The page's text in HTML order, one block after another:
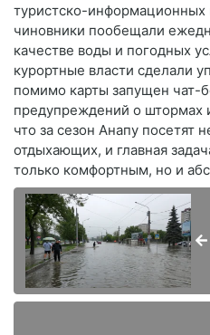
туристско-информационных
чиновники пообещали
качестве воды и погодных
курортные власти сделали
помимо карты запущен чат-
предупреждений о штормах
что за сезон Анапу посетят
отдыхающих, и главная
только комфортным, но и